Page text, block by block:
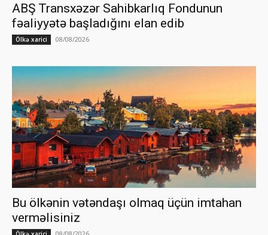
ABŞ Transxəzər Sahibkarlıq Fondunun
fəaliyyətə başladığını elan edib
Ölkə xarici 08/08/2026
Bu ölkənin vətəndaşı olmaq üçün imtahan
verməlisiniz